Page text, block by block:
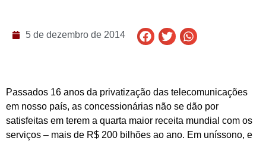
5 de dezembro de 2014
Passados 16 anos da privatização das telecomunicações
em nosso país, as concessionárias não se dão por
satisfeitas em terem a quarta maior receita mundial com os
serviços – mais de R$ 200 bilhões ao ano. Em uníssono, e